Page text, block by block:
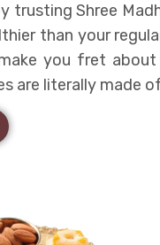
Shree
than your regular
you fret about
are literally made of